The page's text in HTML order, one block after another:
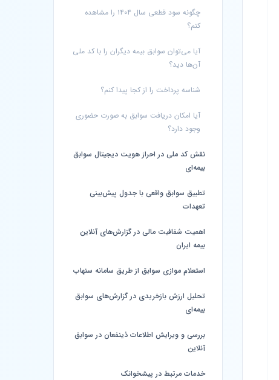
چگونه سود قطعی سال ۱۴۰۴ را مشاهده
کنم؟
آیا می‌توان سوابق بیمه دیگران را با کد ملی
آن‌ها دید؟
شناسه پرداخت را از کجا پیدا کنم؟
آیا امکان دریافت سوابق به صورت حضوری
وجود دارد؟
نقش کد ملی در احراز هویت دیجیتال سوابق
بیمه‌ای
تطبیق سوابق واقعی با جدول پیش‌بینی
تعهدات
اهمیت شفافیت مالی در گزارش‌های آنلاین
بیمه ایران
استعلام موازی سوابق از طریق سامانه سنهاب
تحلیل ارزش بازخریدی در گزارش‌های سوابق
بیمه‌ای
بررسی و ویرایش اطلاعات ذینفعان در سوابق
آنلاین
خدمات مرتبط در پیشخوانک